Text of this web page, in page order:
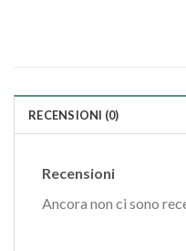
RECENSIONI (0)
Recensioni
Ancora non ci sono